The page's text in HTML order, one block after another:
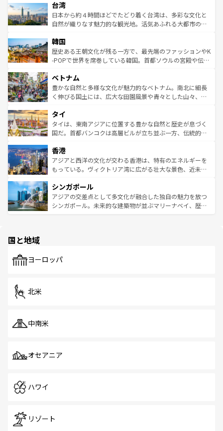
ならではの贅沢な旅のスタイルだ。 なお、新着のアメリカ
情報はコンテンツ一覧を参照してほしい。
れるおもてなしの心で訪れる人々を迎えてくれるハワイの
人々、おいしいローカルフードやハワイアンミュージッ
ク、伝統的なフラダンスなど、すべてがハワイの魅力を彩
ワイを、存分に味わってほしい。 なお、新着のハワイ情報
はコンテンツ一覧を参照してほしい。
リアリーフや大陸中央部にそびえるウルル（エアーズロッ
ク）、タスマニアの美しい原生林やケアンズの熱帯雨林な
ど、見どころがたくさん。また、カフェやワイン、オージ
いる。アクティビティも充実しており、サーフィンやダイ
ビング、ハイキングなど、アウトドア好きにはたまらな
い。オーストラリアの多彩な魅力を存分に味わいつくそ
参照してほしい。
台湾
日本から約４時間ほどでたどり着く台湾は、多彩な文化と
自然が織りなす魅力的な観光地。活気あふれる大都市の台
ン）、静ひつな山岳地帯である台湾東部など、都市の喧騒
と山間の静けさが共存しており、訪れる人に新しい発見と
驚きをもたらしてくれる。また、奥深い台湾の食文化も魅
容にもいいと評判のスイーツなど、バラエティ豊かな料理
が味わえる。 なお、新着の台湾情報は コンテンツ一覧を参
照してほしい。
韓国
歴史ある王朝文化が残る一方で、最先端のファッションやK
-POPで世界を席巻している韓国。首都ソウルの宮殿や伝統
き、地方に足を延ばせば四季折々の自然美を楽しむことが
できる。そして、キムチや焼肉、絶品のストリートフード
まで、さまざまな韓国料理が待っている。夜には、韓国な
リティに包まれながら、韓国の多彩な魅力を心ゆくまで味
わってみてほしい。 なお、新着の韓国情報はコンテンツ一
覧を参照してほしい。
ベトナム
豊かな自然と多様な文化が魅力的なベトナム。南北に細長
く伸びる国土には、広大な田園風景や青々とした山々、世
急速な発展と共に伝統が息づく。ハノイの古い町並みやホ
ーチミン市のフランス統治時代の建物も、独特の雰囲気を
醸し出している。また、バラエティの豊かさとおいしさで
とつ。フォーやバインミー、ベトナムコーヒーなどは、ぜ
ひ現地で味わいたい。どの地域を訪れてもあたたかい人々
が旅行者を迎えてくれるので、きっと忘れられない旅にな
参照してほしい。
タイ
タイは、東南アジアに位置する豊かな自然と歴史が息づく
国だ。首都バンコクは高層ビルが立ち並ぶ一方、伝統的な
の活気が交差している。北部ではチェンマイなどの山岳地
帯で自然と触れ合い、南部ではプーケットやクラビの美し
いビーチでリゾート気分を楽しむことができる。タイ料理
激する。気候は一年中温暖で、どの季節にも異なる楽しみ
が待っている。親しみやすいタイの人々、仏教を中心とし
た文化、そして多様な観光資源が、訪れる旅人を魅了し続
香港
アジアと西洋の文化が交わる香港は、特有のエネルギーを
もっている。ヴィクトリア湾に広がる壮大な景色、近未来
み、どこを訪れても感動するはず。観光スポットが密集し
ており、効率よく見どころを回れるのも魅力。息をのむよ
うな絶景から文化的な体験まで、香港を存分に楽しみ尽く
シンガポール
アジアの交差点として多文化が融合した独自の魅力を放つ
シンガポール。未来的な建築物が並ぶマリーナベイ、歴史
で、ホーカーズは地元の風情を楽しめる外せないスポット
国と地域
ヨーロッパ
北米
中南米
オセアニア
ハワイ
リゾート